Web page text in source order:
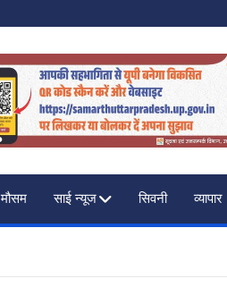
मौसम साई न्यूज सिवनी व्यापार